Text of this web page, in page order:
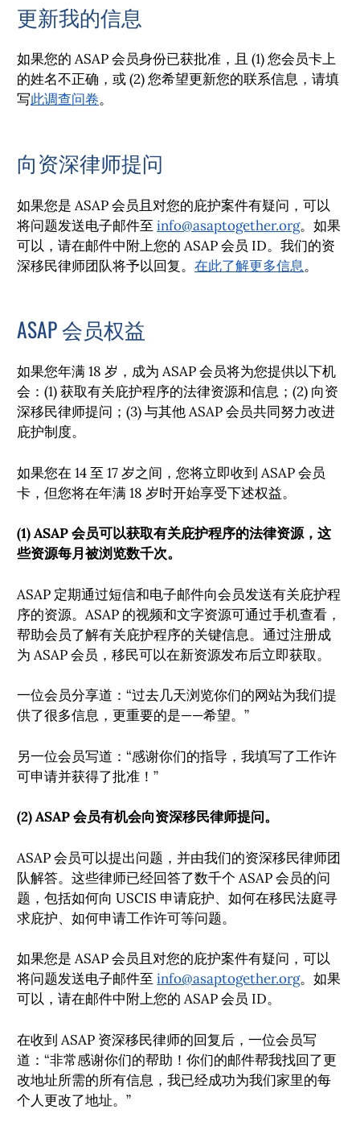
更新我的信息
如果您的 ASAP 会员身份已获批准，且 (1) 您会员卡上
的姓名不正确，或 (2) 您希望更新您的联系信息，请填
写此调查问卷。
向资深律师提问
如果您是 ASAP 会员且对您的庇护案件有疑问，可以
将问题发送电子邮件至info@asaptogether.org。如果
可以，请在邮件中附上您的 ASAP 会员 ID。我们的资
深移民律师团队将予以回复。在此了解更多信息。
ASAP 会员权益
如果您年满 18 岁，成为 ASAP 会员将为您提供以下机
会：(1) 获取有关庇护程序的法律资源和信息；(2) 向资
深移民律师提问；(3) 与其他 ASAP 会员共同努力改进
庇护制度。
如果您在 14 至 17 岁之间，您将立即收到 ASAP 会员
卡，但您将在年满 18 岁时开始享受下述权益。
(1) ASAP 会员可以获取有关庇护程序的法律资源，这
些资源每月被浏览数千次。
ASAP 定期通过短信和电子邮件向会员发送有关庇护程
序的资源。ASAP 的视频和文字资源可通过手机查看，
帮助会员了解有关庇护程序的关键信息。通过注册成
为 ASAP 会员，移民可以在新资源发布后立即获取。
一位会员分享道：“过去几天浏览你们的网站为我们提
供了很多信息，更重要的是——希望。”
另一位会员写道：“感谢你们的指导，我填写了工作许
可申请并获得了批准！”
(2) ASAP 会员有机会向资深移民律师提问。
ASAP 会员可以提出问题，并由我们的资深移民律师团
队解答。这些律师已经回答了数千个 ASAP 会员的问
题，包括如何向 USCIS 申请庇护、如何在移民法庭寻
求庇护、如何申请工作许可等问题。
如果您是 ASAP 会员且对您的庇护案件有疑问，可以
将问题发送电子邮件至info@asaptogether.org。如果
可以，请在邮件中附上您的 ASAP 会员 ID。
在收到 ASAP 资深移民律师的回复后，一位会员写
道：“非常感谢你们的帮助！你们的邮件帮我找回了更
改地址所需的所有信息，我已经成功为我们家里的每
个人更改了地址。”